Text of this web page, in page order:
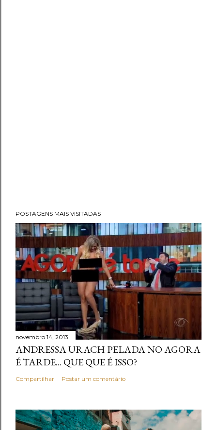
POSTAGENS MAIS VISITADAS
novembro 14, 2013
ANDRESSA URACH PELADA NO AGORA
É TARDE... QUE QUE É ISSO?
Compartilhar Postar um comentário